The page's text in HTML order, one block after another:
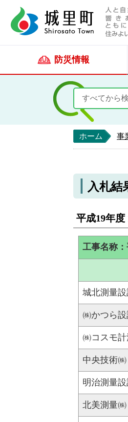
防災情報
ホーム 事
入札結
平成19年度
工事名称
城北測量
㈱かつら
㈱コスモ計
中央技術㈱
明治測量
北美測量㈱